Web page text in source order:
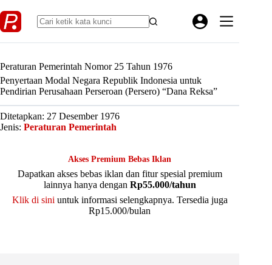
to
content
Peraturan Pemerintah Nomor 25 Tahun 1976
Penyertaan Modal Negara Republik Indonesia untuk
Pendirian Perusahaan Perseroan (Persero) “Dana Reksa”
Ditetapkan: 27 Desember 1976
Jenis: Peraturan Pemerintah
Akses Premium Bebas Iklan
Dapatkan akses bebas iklan dan fitur spesial premium
lainnya hanya dengan Rp55.000/tahun
Klik di sini untuk informasi selengkapnya. Tersedia juga
Rp15.000/bulan